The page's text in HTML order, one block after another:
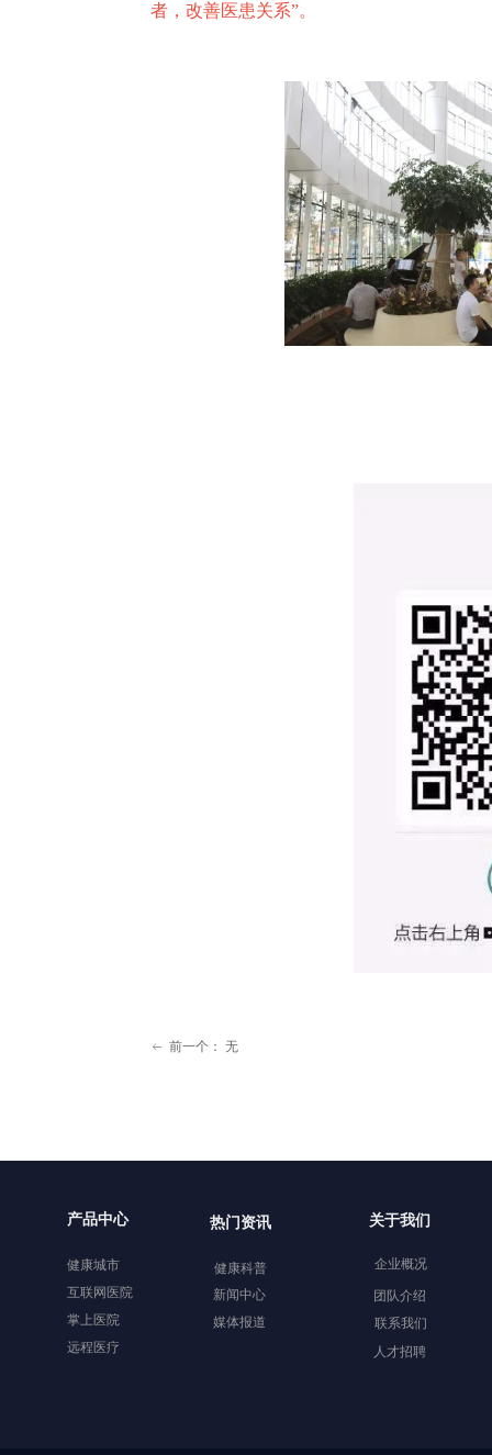
者，改善医患关系”。
ꂃ 前一个： 无
健康城市
互联网医院
产品中心
掌上医院
远程医疗
健康科普
热门资讯
新闻中心
媒体报道
关于我们
企业概况
团队介绍
联系我们
人才招聘